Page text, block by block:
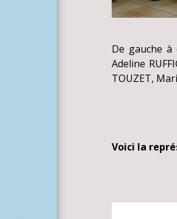
De gauche à
Adeline
TOUZET,
Voici la